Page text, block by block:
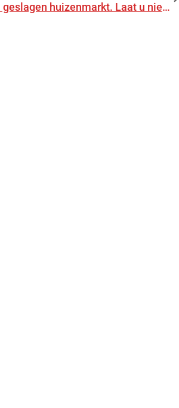
De op hol geslagen huizenmarkt. Laat u niet gek maken!